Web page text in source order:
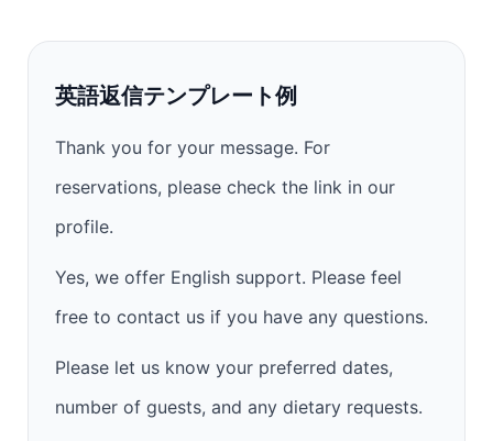
英語返信テンプレート例
Thank you for your message. For
reservations, please check the link in our
profile.
Yes, we offer English support. Please feel
free to contact us if you have any questions.
Please let us know your preferred dates,
number of guests, and any dietary requests.